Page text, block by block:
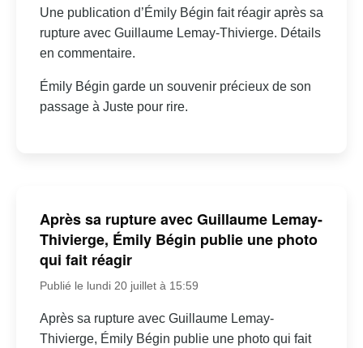
Une publication d’Émily Bégin fait réagir après sa
rupture avec Guillaume Lemay-Thivierge. Détails
en commentaire.
Émily Bégin garde un souvenir précieux de son
passage à Juste pour rire.
Après sa rupture avec Guillaume Lemay-
Thivierge, Émily Bégin publie une photo
qui fait réagir
Publié le lundi 20 juillet à 15:59
Après sa rupture avec Guillaume Lemay-
Thivierge, Émily Bégin publie une photo qui fait